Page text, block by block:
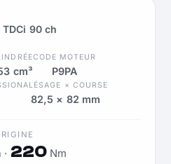
90 ch
cm³
CODE MOTEUR
P9PA
ALÉSAGE × COURSE
82,5 × 82 mm
220Nm